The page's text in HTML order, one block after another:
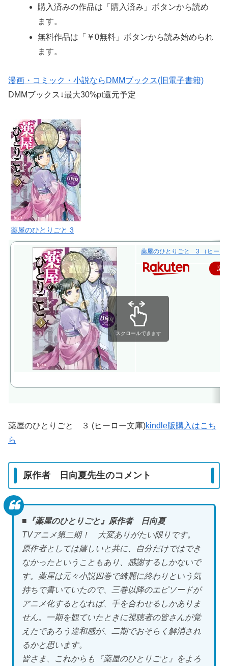
購入済みの作品は「購入済み」ボタンから読め
ます。
無料作品は「￥0無料」ボタンから読み始められ
ます。
漫画・コミック・小説ならDMMブックス(旧電子書籍)
DMMブックス↓最大30%pt還元予定
薬屋のひとりごと 3
薬屋のひとりごと 3 （ヒーロ
楽
スクロールできます
薬屋のひとりごと ３ (ヒーロー文庫)kindle版購入はこち
ら
原作者 日向夏先生のコメント
■『薬屋のひとりごと』原作者 日向夏
TVアニメ第二期！ 大変ありがたい限りです。
原作者としては嬉しいと共に、自分だけではでき
なかったということもあり、感謝するしかないで
す。薬屋は元々小説四巻で綺麗に終わりという気
持ちで書いていたので、三巻以降のエピソードが
アニメ化するとなれば、手を合わせるしかありま
せん。一期を観ていたときに視聴者の皆さんが覚
えたであろう違和感が、二期でおそらく解消され
るかと思います。
皆さま、これからも『薬屋のひとりごと』をよろ